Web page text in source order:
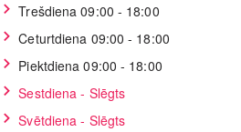
Trešdiena 09:00 - 18:00
Ceturtdiena 09:00 - 18:00
Piektdiena 09:00 - 18:00
Sestdiena - Slēgts
Svētdiena - Slēgts